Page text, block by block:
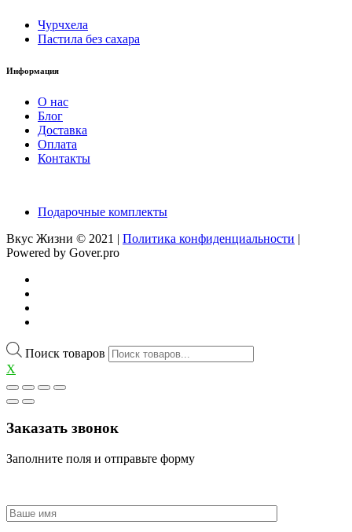
Чурчхела
Пастила без сахара
Информация
О нас
Блог
Доставка
Оплата
Контакты
Подарочные комплекты
Вкус Жизни © 2021 | Политика конфиденциальности |
Powered by Gover.pro
Поиск товаров
X
Заказать звонок
Заполните поля и отправьте форму